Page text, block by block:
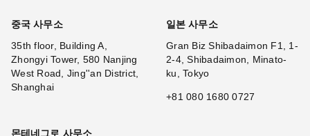
중국 사무소
35th floor, Building A,
Zhongyi Tower, 580 Nanjing
West Road, Jing''an District,
Shanghai
일본 사무소
Gran Biz Shibadaimon F1, 1-
2-4, Shibadaimon, Minato-
ku, Tokyo
+81 080 1680 0727
몬테네그로 사무소